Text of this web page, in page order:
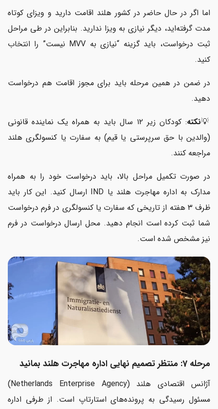
اما اگر در حال حاضر در کشور هلند اقامت دارید و ویزای کوتاه
مدت گرفته‌اید، دیگر نیازی به ویزا ندارید. بنابراین در طی مراحل
ثبت درخواست، باید گزینه “نیازی به MVV نیست” را انتخاب
کنید.
در ضمن در همین مرحله باید برای مجوز اقامت هم درخواست
دهید.
💡نکته
: کودکان زیر ۱۲ سال باید به همراه یک نماینده قانونی
(والدین با حق سرپرستی یا قیم) به سفارت یا کنسولگری هلند
مراجعه کنند.
در صورت تکمیل مراحل بالا، باید درخواست خود را به همراه
مدارک به اداره مهاجرت هلند یا IND ارسال کنید. این کار باید
ظرف ۳ هفته از تاریخی که سفارت یا کنسولگری در فرم درخواست
شما ثبت کرده است انجام دهید. محل ارسال درخواست در فرم
نیز مشخص شده است.
مرحله 7: منتظر تصمیم نهایی اداره مهاجرت هلند بمانید
آژانس اقتصادی هلند (Netherlands Enterprise Agency)
مسئول رسیدگی به پرونده‌های استارتاپ است. از طرفی اداره